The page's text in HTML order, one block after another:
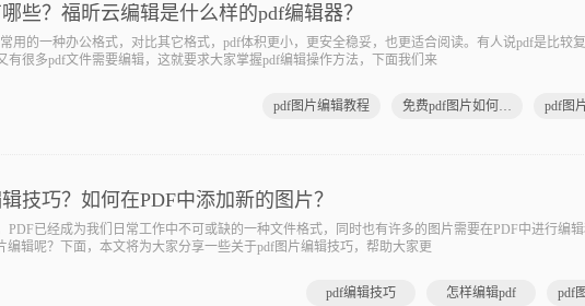
些？福昕云编辑是什么样的pdf编辑器？
的一种办公格式，对比其它格式，pdf体积更小，更安全稳妥，也更适合阅读。有人说pdf是比较
有很多pdf文件需要编辑，这就要求大家掌握pdf编辑操作方法，下面我们来
pdf图片编辑教程 免费pdf图片如何编辑 pdf图
技巧？如何在PDF中添加新的图片？
已经成为我们日常工作中不可或缺的一种文件格式，同时也有许多的图片需要在PDF中进行编
编辑呢？下面，本文将为大家分享一些关于pdf图片编辑技巧，帮助大家更
pdf编辑技巧 怎样编辑pdf pdf